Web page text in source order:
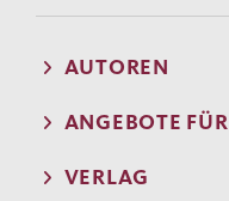
AUTOREN
ANGEBOTE FÜR
VERLAG